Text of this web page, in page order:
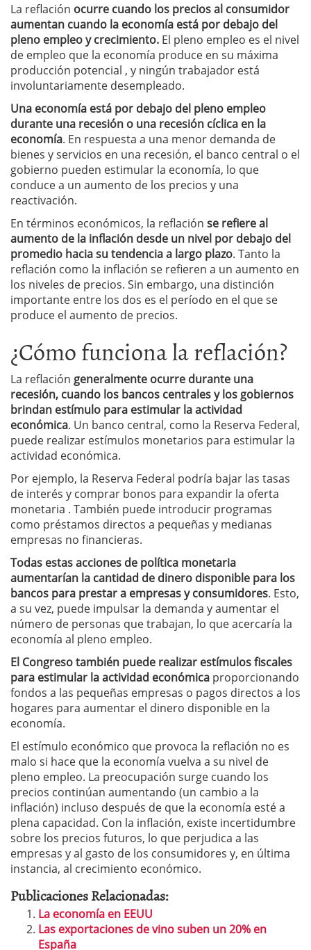
La reflación ocurre cuando los precios al consumidor
aumentan cuando la economía está por debajo del
pleno empleo y crecimiento. El pleno empleo es el nivel
de empleo que la economía produce en su máxima
producción potencial , y ningún trabajador está
involuntariamente desempleado.
Una economía está por debajo del pleno empleo
durante una recesión o una recesión cíclica en la
economía. En respuesta a una menor demanda de
bienes y servicios en una recesión, el banco central o el
gobierno pueden estimular la economía, lo que
conduce a un aumento de los precios y una
reactivación.
En términos económicos, la reflación se refiere al
aumento de la inflación desde un nivel por debajo del
promedio hacia su tendencia a largo plazo. Tanto la
reflación como la inflación se refieren a un aumento en
los niveles de precios. Sin embargo, una distinción
importante entre los dos es el período en el que se
produce el aumento de precios.
¿Cómo funciona la reflación?
La reflación generalmente ocurre durante una
recesión, cuando los bancos centrales y los gobiernos
brindan estímulo para estimular la actividad
económica. Un banco central, como la Reserva Federal,
puede realizar estímulos monetarios para estimular la
actividad económica.
Por ejemplo, la Reserva Federal podría bajar las tasas
de interés y comprar bonos para expandir la oferta
monetaria . También puede introducir programas
como préstamos directos a pequeñas y medianas
empresas no financieras.
Todas estas acciones de política monetaria
aumentarían la cantidad de dinero disponible para los
bancos para prestar a empresas y consumidores. Esto,
a su vez, puede impulsar la demanda y aumentar el
número de personas que trabajan, lo que acercaría la
economía al pleno empleo.
El Congreso también puede realizar estímulos fiscales
para estimular la actividad económica proporcionando
fondos a las pequeñas empresas o pagos directos a los
hogares para aumentar el dinero disponible en la
economía.
El estímulo económico que provoca la reflación no es
malo si hace que la economía vuelva a su nivel de
pleno empleo. La preocupación surge cuando los
precios continúan aumentando (un cambio a la
inflación) incluso después de que la economía esté a
plena capacidad. Con la inflación, existe incertidumbre
sobre los precios futuros, lo que perjudica a las
empresas y al gasto de los consumidores y, en última
instancia, al crecimiento económico.
Publicaciones Relacionadas:
La economía en EEUU
Las exportaciones de vino suben un 20% en
España